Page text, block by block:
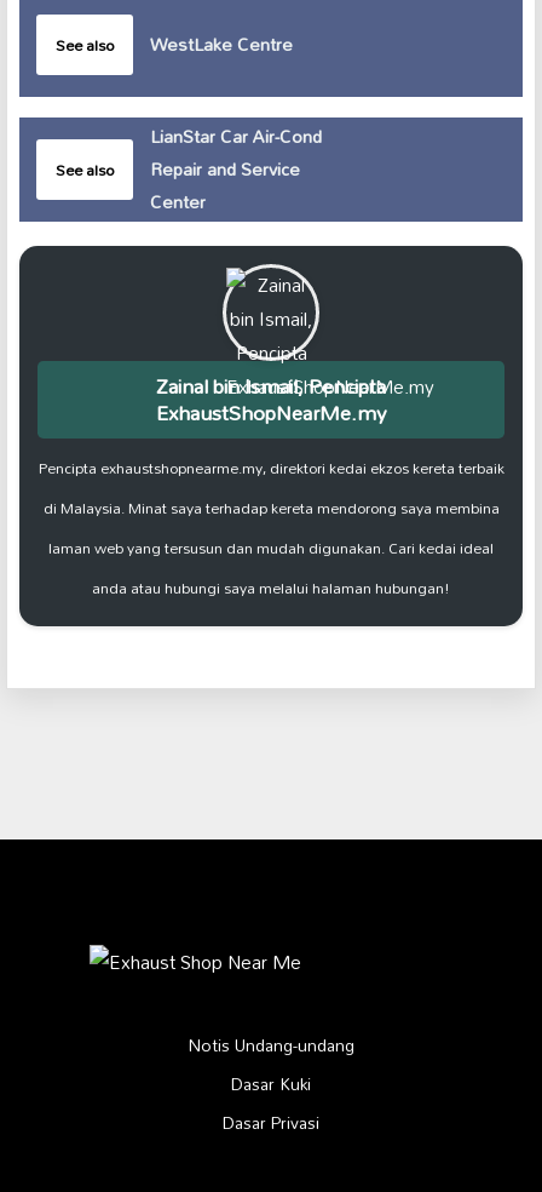
See also WestLake Centre
See also
LianStar Car Air-Cond
Repair and Service
Center
Zainal bin Ismail, Pencipta
ExhaustShopNearMe.my
Pencipta exhaustshopnearme.my, direktori kedai ekzos kereta terbaik
di Malaysia. Minat saya terhadap kereta mendorong saya membina
laman web yang tersusun dan mudah digunakan. Cari kedai ideal
anda atau hubungi saya melalui halaman hubungan!
Notis Undang-undang
Dasar Kuki
Dasar Privasi